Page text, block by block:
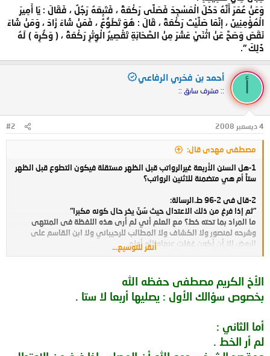
وَعَنْ عُمَرَ أَنَّهُ دَخَلَ الْمَسْجِدَ فَصَلَّى رَكْعَةً ، فَتَبِعَهُ رَجُلٌ ، فَقَالَ : يَا أَمِيرَ
الْمُؤْمِنِينَ ، إنَّمَا صَلَّيْتَ رَكْعَةً ، قَالَ : هُوَ تَطَوُّعٌ ، فَمَنْ شَاءَ زَادَ ، وَمَنْ شَاءَ
نَقَصَ وَصَحَّ عَنْ اثْنَيْ عَشَرَ مِنْ الصَّحَابَةِ تَقْصِيرُ الْوِتْرِ رَكْعَةً ، ( وَكُرِهَ ) لَهُ
ذَلِكَ ".
أحمد بن فخري الرفاعي
:: مشرف سابق ::
4 ديسمبر 2008 #2
مصطفى مهدى قال:
1-هل السنن الأربعة غيرالرواتب قبل الظهر مستقلة فيكون التطوع قبل الظهر
ستاً أم هي متضمنة للاثنين الرواتب؟
2-قال فى 2-96 ط.الرسالة:
"ثم إذا فرغ من ذلك الاعتدال حيث سُنّ يخر حال كونه مكبرا"
ما المراد بما تحته خط؟ مع العلم أني لم أرى هذه اللفظة فى المنتهى
وشرحه لمنصور ولا الكشاف ولا المطالب للرحيباني ولا ابن القاسم على
الروض إلا أن أكون غفلت عنهاوالله أعلم.
فِي جَمَاعَةٍ ، ( ثُمَّ أُقِيمَتْ ) الصَّلَاةُ وَهُوَ فِي الْمَسْجِدِ ( مُطْلَقًا ) ، أَيْ : سَوَاءٌ
كَانَتْ وَقْتَ نَهْيٍ أَوْ لَا ؛ ( سُنَّ ) لَهُ ( أَنْ يُعِيدَ ) مَعَ الْجَمَاعَةِ ثَانِيًا مَعَ إمَامِ الْحَيِّ
وَغَيْرِهِ ، لِحَدِيثِ أَبِي ذَرٍّ مَرْفُوعًا { صَلِّ الصَّلَاةَ لِوَقْتِهَا ، فَإِنْ أُقِيمَتْ وَأَنْتَ فِي
صَلَّى وَحْدَهُ - ذَكَرَهُ الْقَاضِي وَغَيْرُهُ - فَيُعِيدُ غَيْرَ الْمَغْرِب"
وفى2-72قال"( وَيَصِحُّ تَطَوُّعٌ بِرَكْعَةٍ وَنَحْوِهَا ) كَثَلَاثِ وَخَمْسٍ ، لِقَوْلِهِ صَلَّى اللَّهُ
عَلَيْهِ وَسَلَّمَ : { الصَّلَاةُ خَيْرٌ مَوْضُوعٌ اسْتَكْثَرَ أَوْ أَقَلَّ } رَوَاهُ ابْنُ حِبَّانَ فِي صَحِيحِهِ .
أنقر للتوسيع...
الأخ الكريم مصطفى حفظه الله
بخصوص سؤالك الأول : يصليها أربعا لا ستا .
أما الثاني :
لم أر الخط .